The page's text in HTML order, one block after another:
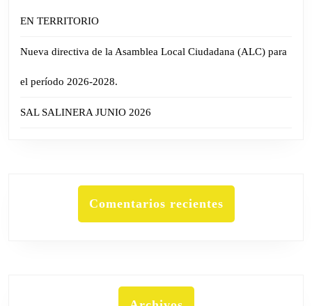
EN TERRITORIO
Nueva directiva de la Asamblea Local Ciudadana (ALC) para
el período 2026-2028.
SAL SALINERA JUNIO 2026
Comentarios recientes